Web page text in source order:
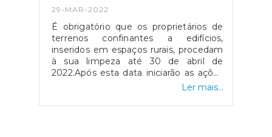
29-MAR-2022
É obrigatório que os proprietários de
terrenos confinantes a edifícios,
inseridos em espaços rurais, procedam
à sua limpeza até 30 de abril de
2022.Após esta data iniciarão as ações
de fiscalização. O incumprimento
multa de 140 euros a 5 000 euros no
Ler mais...